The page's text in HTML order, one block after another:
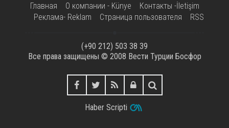
Главная О компании - Künye
Контакты -İletişim
Реклама- Reklam
Страница пользователя RSS
(+90 212) 503 38 39
Все права защищены © 2008 Вести Турции Босфор
Haber Scripti